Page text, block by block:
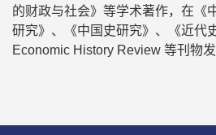
的财政与社会》等学术著作，在《
研究》、《中国史研究》、《近代
Economic History Review 等刊物发